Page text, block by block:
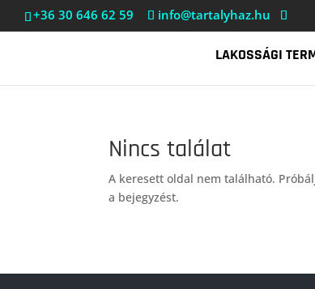
+36 30 646 62 59 info@tartalyhaz.hu
LAKOSSÁGI
Nincs találat
A keresett oldal nem található.
a bejegyzést.